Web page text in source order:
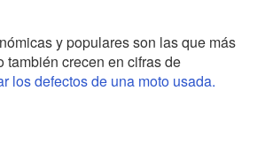
y populares son las que más
también crecen en cifras de
los defectos de una moto usada.